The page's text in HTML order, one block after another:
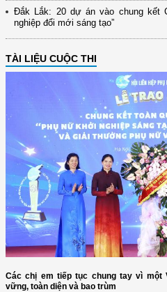
Đắk Lắk: 20 dự án vào chung kết
nghiệp đổi mới sáng tạo”
TÀI LIỆU CUỘC THI
Các chị em tiếp tục chung tay vì một
vững, toàn diện và bao trùm